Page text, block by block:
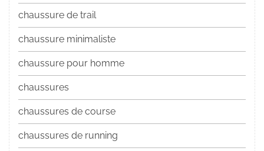
chaussure de trail
chaussure minimaliste
chaussure pour homme
chaussures
chaussures de course
chaussures de running